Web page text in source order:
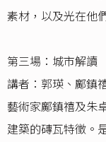
素材，以及光在他
第三場：城市解讀
講者：郭瑛、鄺鎮
藝術家鄺鎮禧及朱
建築的磚瓦特徵。